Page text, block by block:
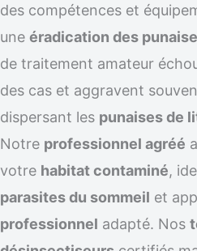
des compétences et
une éradication des
de traitement amateur
des cas et aggravent
dispersant les punaises de
Notre professionnel agréé
votre habitat contaminé,
parasites du sommeil et
professionnel adapté. Nos